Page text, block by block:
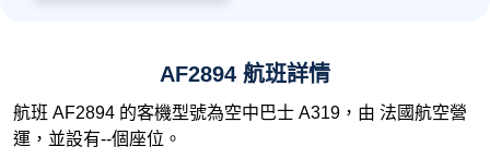
AF2894 航班詳情
航班 AF2894 的客機型號為空中巴士 A319，由 法國航空營
運，並設有--個座位。